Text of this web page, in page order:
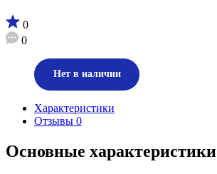
0
0
Нет в наличии
Характеристики
Отзывы 0
Основные характеристики